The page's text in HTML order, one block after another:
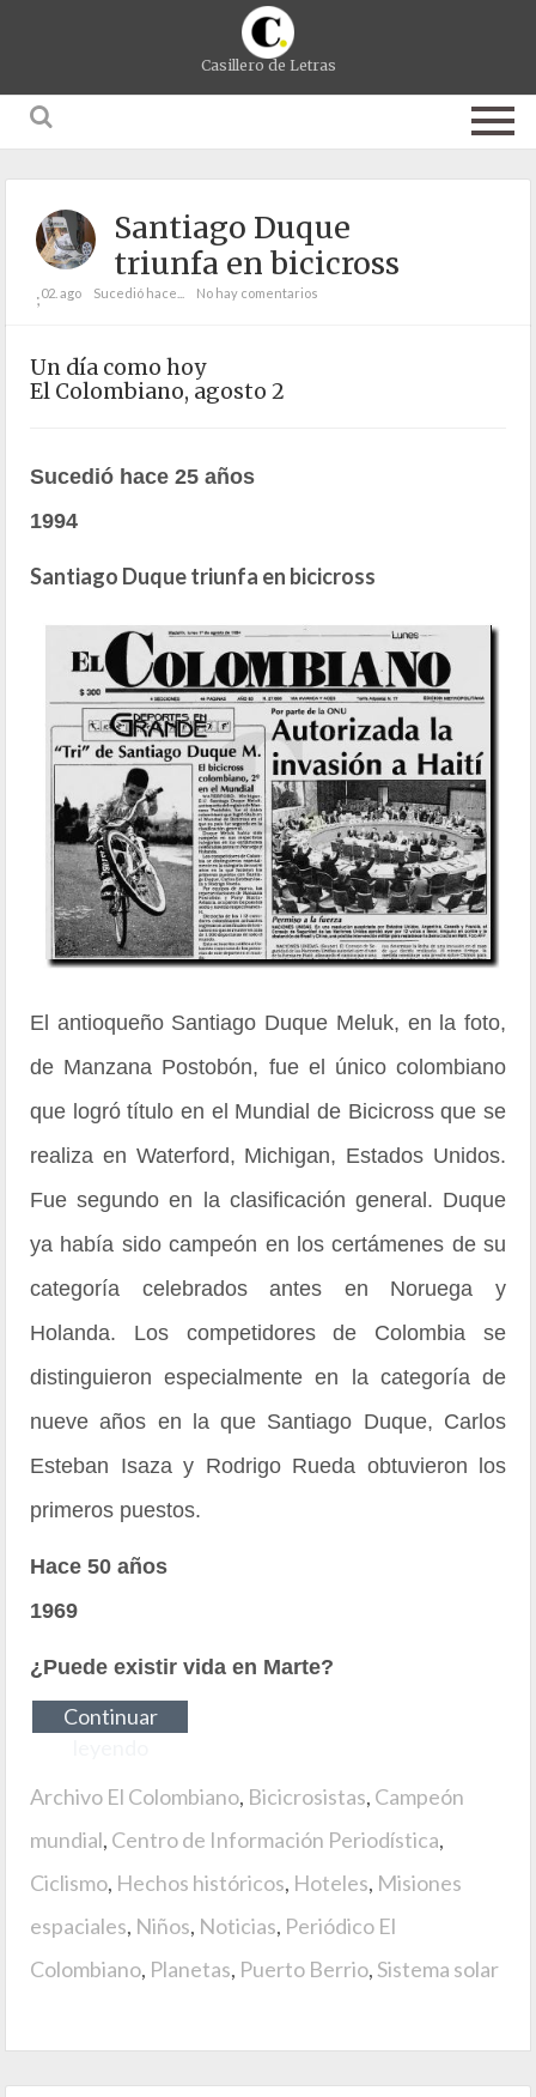
Casillero de Letras
Santiago Duque
triunfa en bicicross
;02. ago Sucedió hace... No hay comentarios
Un día como hoy
El Colombiano, agosto 2
Sucedió hace 25 años
1994
Santiago Duque triunfa en bicicross
El antioqueño Santiago Duque Meluk, en la foto,
de Manzana Postobón, fue el único colombiano
que logró título en el Mundial de Bicicross que se
realiza en Waterford, Michigan, Estados Unidos.
Fue segundo en la clasificación general. Duque
ya había sido campeón en los certámenes de su
categoría celebrados antes en Noruega y
Holanda. Los competidores de Colombia se
distinguieron especialmente en la categoría de
nueve años en la que Santiago Duque, Carlos
Esteban Isaza y Rodrigo Rueda obtuvieron los
primeros puestos.
Hace 50 años
1969
¿Puede existir vida en Marte?
Continuar
Archivo El Colombiano, Bicicrosistas, Campeón
mundial, Centro de Información Periodística,
Ciclismo, Hechos históricos, Hoteles, Misiones
espaciales, Niños, Noticias, Periódico El
Colombiano, Planetas, Puerto Berrio,Sistema solar